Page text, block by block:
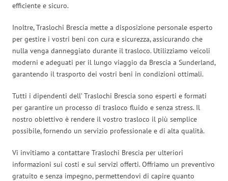
efficiente e sicuro.
Inoltre, Traslochi Brescia mette a disposizione personale esperto
per gestire i vostri beni con cura e sicurezza, assicurando che
nulla venga danneggiato durante il trasloco. Utilizziamo veicoli
moderni e adeguati per il lungo viaggio da Brescia a Sunderland,
garantendo il trasporto dei vostri beni in condizioni ottimali.
Tutti i dipendenti dell’ Traslochi Brescia sono esperti e formati
per garantire un processo di trasloco fluido e senza stress. Il
nostro obiettivo è rendere il vostro trasloco il più semplice
possibile, fornendo un servizio professionale e di alta qualità.
Vi invitiamo a contattare Traslochi Brescia per ulteriori
informazioni sui costi e sui servizi offerti. Offriamo un preventivo
gratuito e senza impegno, permettendovi di capire quanto